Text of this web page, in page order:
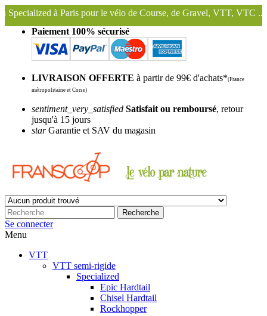
pour le vélo de Course, de Gravel, VTT, VTC ...
Nous
Paiement 100% sécurisé
LIVRAISON OFFERTE à partir de 99€ d'achats*(France
métropolitaine et Corse)
sentiment_very_satisfied Satisfait ou remboursé, retour
jusqu'à 15 jours
starGarantie et SAV du magasin
Recherche
Se connecter
Menu
VTT
VTT semi-rigide
Specialized
Epic Hardtail
Chisel Hardtail
Rockhopper